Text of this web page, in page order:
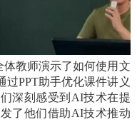
教师演示了如何使用文
过PPT助手优化课件讲义
深刻感受到AI技术在提
了他们借助AI技术推动